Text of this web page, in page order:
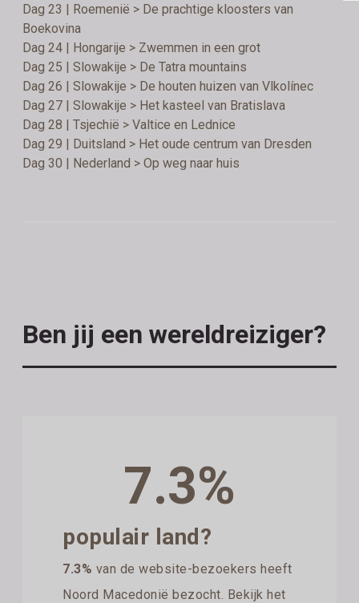
Dag 23 | Roemenië > De prachtige kloosters van
Boekovina
Dag 24 | Hongarije > Zwemmen in een grot
Dag 25 | Slowakije > De Tatra mountains
Dag 26 | Slowakije > De houten huizen van Vlkolínec
Dag 27 | Slowakije > Het kasteel van Bratislava
Dag 28 | Tsjechië > Valtice en Lednice
Dag 29 | Duitsland > Het oude centrum van Dresden
Dag 30 | Nederland > Op weg naar huis
Ben jij een wereldreiziger?
7.3%
populair land?
7.3% van de website-bezoekers heeft
Noord Macedonië bezocht. Bekijk het